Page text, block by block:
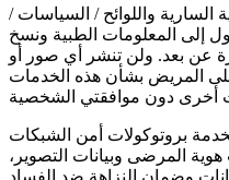
السارية واللوائح / السياسات /
إلى المعلومات الطبية ونسخ
عن بعد. ولن تنشر أي صور أو
المريض بشأن هذه الخدمات
بروتوكولات أمن الشبكات
المرضى وبيانات التصوير،
وضمان النزاهة ضد الفساد